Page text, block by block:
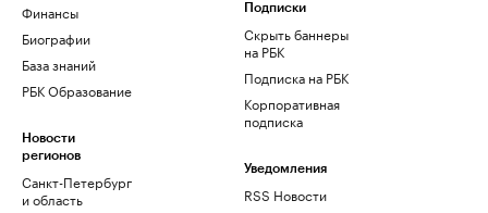
Финансы
Биографии
База знаний
РБК Образование
Новости
регионов
Санкт-Петербург
и область
Подписки
Скрыть баннеры
на РБК
Подписка на РБК
Корпоративная
подписка
Уведомления
RSS Новости